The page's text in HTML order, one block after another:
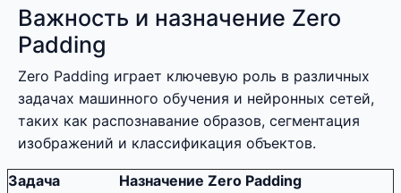
Важность и назначение Zero
Padding
Zero Padding играет ключевую роль в различных
задачах машинного обучения и нейронных сетей,
таких как распознавание образов, сегментация
изображений и классификация объектов.
Задача
Назначение Zero Padding